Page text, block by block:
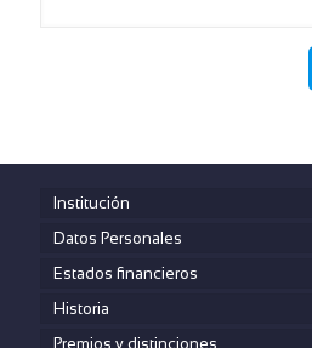
Institución
Datos Personales
Estados financieros
Historia
Premios y distinciones